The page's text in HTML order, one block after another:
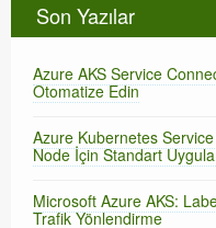
Son Yazılar
Azure AKS Service
Otomatize Edin
Azure Kubernetes
Node İçin Standart
Microsoft Azure AKS:
Trafik Yönlendirme